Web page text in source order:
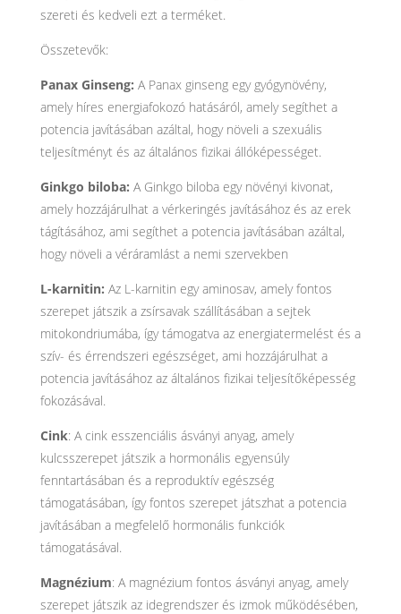
szereti és kedveli ezt a terméket.
Összetevők:
Panax Ginseng: A Panax ginseng egy gyógynövény,
amely híres energiafokozó hatásáról, amely segíthet a
potencia javításában azáltal, hogy növeli a szexuális
teljesítményt és az általános fizikai állóképességet.
Ginkgo biloba: A Ginkgo biloba egy növényi kivonat,
amely hozzájárulhat a vérkeringés javításához és az erek
tágításához, ami segíthet a potencia javításában azáltal,
hogy növeli a véráramlást a nemi szervekben
L-karnitin: Az L-karnitin egy aminosav, amely fontos
szerepet játszik a zsírsavak szállításában a sejtek
mitokondriumába, így támogatva az energiatermelést és a
szív- és érrendszeri egészséget, ami hozzájárulhat a
potencia javításához az általános fizikai teljesítőképesség
fokozásával.
Cink: A cink esszenciális ásványi anyag, amely
kulcsszerepet játszik a hormonális egyensúly
fenntartásában és a reproduktív egészség
támogatásában, így fontos szerepet játszhat a potencia
javításában a megfelelő hormonális funkciók
támogatásával.
Magnézium: A magnézium fontos ásványi anyag, amely
szerepet játszik az idegrendszer és izmok működésében,